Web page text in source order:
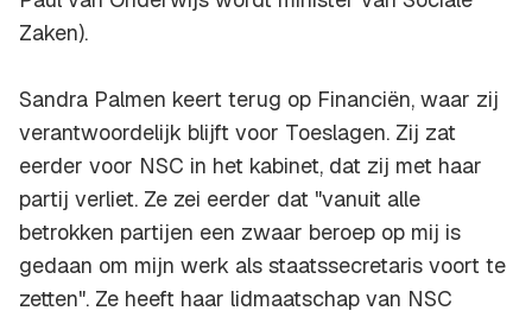
Zaken).
Sandra Palmen keert terug op Financiën, waar zij
verantwoordelijk blijft voor Toeslagen. Zij zat
eerder voor NSC in het kabinet, dat zij met haar
partij verliet. Ze zei eerder dat "vanuit alle
betrokken partijen een zwaar beroep op mij is
gedaan om mijn werk als staatssecretaris voort te
zetten". Ze heeft haar lidmaatschap van NSC